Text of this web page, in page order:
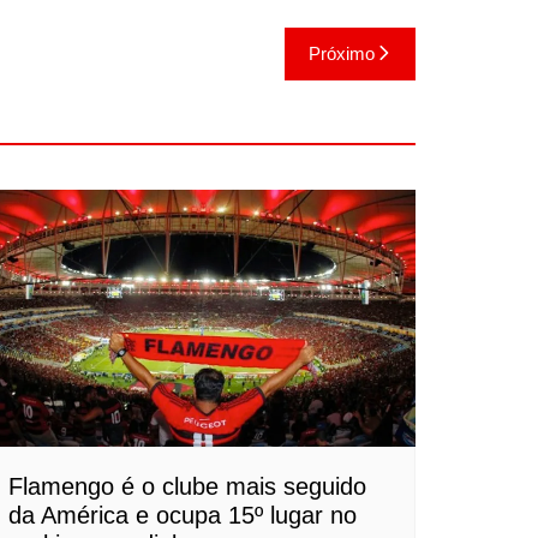
Próximo
Flamengo é o clube mais seguido
da América e ocupa 15º lugar no